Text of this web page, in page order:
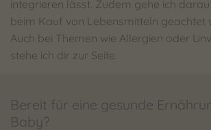
integrieren lässt. Zudem gehe ich
beim Kauf von Lebensmitteln geachtet
Auch bei Themen wie Allergien oder
stehe ich dir zur Seite.
Bereit für eine gesunde
Baby?